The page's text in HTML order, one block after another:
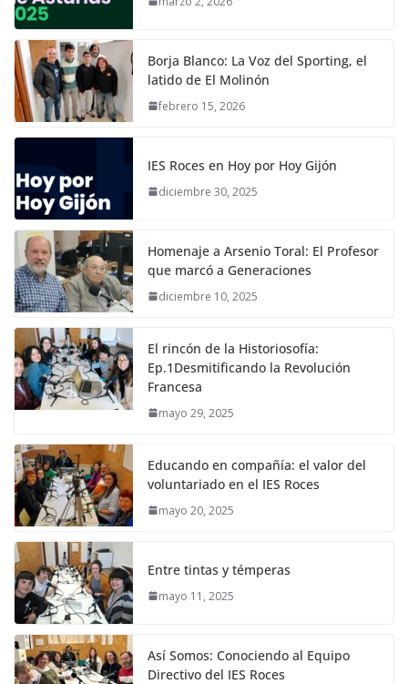
Borja Blanco: La Voz del Sporting, el
latido de El Molinón
febrero 15, 2026
IES Roces en Hoy por Hoy Gijón
diciembre 30, 2025
Homenaje a Arsenio Toral: El Profesor
que marcó a Generaciones
diciembre 10, 2025
El rincón de la Historiosofía:
Ep.1Desmitificando la Revolución
Francesa
mayo 29, 2025
Educando en compañía: el valor del
voluntariado en el IES Roces
mayo 20, 2025
Entre tintas y témperas
mayo 11, 2025
Así Somos: Conociendo al Equipo
Directivo del IES Roces